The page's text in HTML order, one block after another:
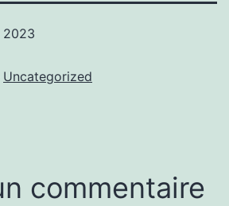
2023
Uncategorized
commentaire